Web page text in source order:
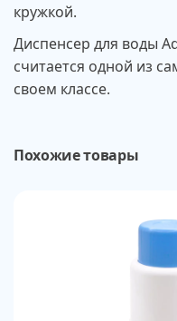
кружкой.
Диспенсер для воды
считается одной из
своем классе.
Похожие товары